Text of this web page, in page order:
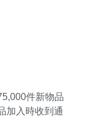
件新物品
加入時收到通